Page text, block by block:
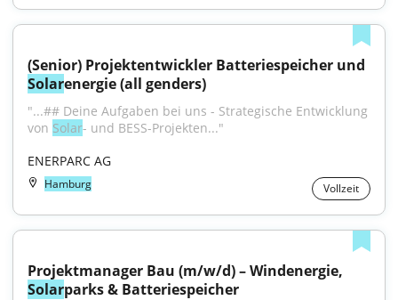
Solarenergie (all genders)
"...## Deine Aufgaben bei uns - Strategische Entwicklung
von Solar- und BESS-Projekten..."
ENERPARC AG
Hamburg Vollzeit
Solarparks & Batteriespeicher